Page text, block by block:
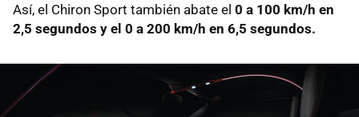
Así, el Chiron Sport también abate el 0 a 100 km/h en
2,5 segundos y el 0 a 200 km/h en 6,5 segundos.